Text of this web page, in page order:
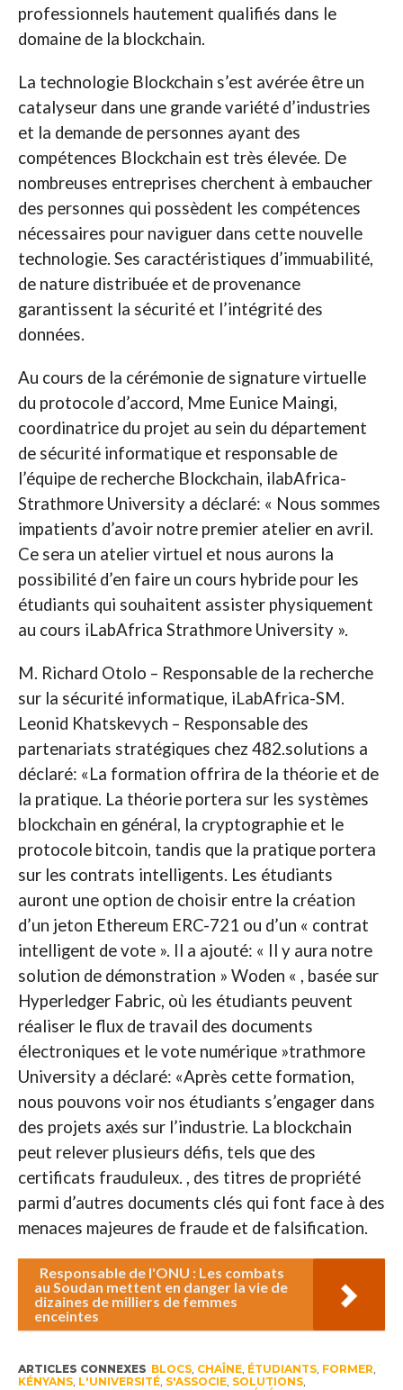
professionnels hautement qualifiés dans le
domaine de la blockchain.
La technologie Blockchain s’est avérée être un
catalyseur dans une grande variété d’industries
et la demande de personnes ayant des
compétences Blockchain est très élevée. De
nombreuses entreprises cherchent à embaucher
des personnes qui possèdent les compétences
nécessaires pour naviguer dans cette nouvelle
technologie. Ses caractéristiques d’immuabilité,
de nature distribuée et de provenance
garantissent la sécurité et l’intégrité des
données.
Au cours de la cérémonie de signature virtuelle
du protocole d’accord, Mme Eunice Maingi,
coordinatrice du projet au sein du département
de sécurité informatique et responsable de
l’équipe de recherche Blockchain, ilabAfrica-
Strathmore University a déclaré: « Nous sommes
impatients d’avoir notre premier atelier en avril.
Ce sera un atelier virtuel et nous aurons la
possibilité d’en faire un cours hybride pour les
étudiants qui souhaitent assister physiquement
au cours iLabAfrica Strathmore University ».
M. Richard Otolo – Responsable de la recherche
sur la sécurité informatique, iLabAfrica-SM.
Leonid Khatskevych – Responsable des
partenariats stratégiques chez 482.solutions a
déclaré: «La formation offrira de la théorie et de
la pratique. La théorie portera sur les systèmes
blockchain en général, la cryptographie et le
protocole bitcoin, tandis que la pratique portera
sur les contrats intelligents. Les étudiants
auront une option de choisir entre la création
d’un jeton Ethereum ERC-721 ou d’un « contrat
intelligent de vote ». Il a ajouté: « Il y aura notre
solution de démonstration » Woden « , basée sur
Hyperledger Fabric, où les étudiants peuvent
réaliser le flux de travail des documents
électroniques et le vote numérique »trathmore
University a déclaré: «Après cette formation,
nous pouvons voir nos étudiants s’engager dans
des projets axés sur l’industrie. La blockchain
peut relever plusieurs défis, tels que des
certificats frauduleux. , des titres de propriété
parmi d’autres documents clés qui font face à des
menaces majeures de fraude et de falsification.
Responsable de l'ONU : Les combats
au Soudan mettent en danger la vie de
dizaines de milliers de femmes
enceintes
ARTICLES CONNEXES BLOCS, CHAÎNE, ÉTUDIANTS, FORMER,
KÉNYANS, L'UNIVERSITÉ, S'ASSOCIE, SOLUTIONS,